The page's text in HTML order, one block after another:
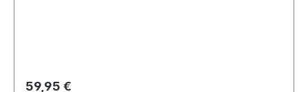
Regulärer Preis:
59,95 €